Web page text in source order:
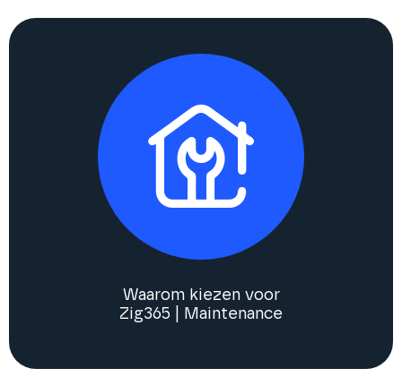
Waarom kiezen voor
Zig365 | Maintenance